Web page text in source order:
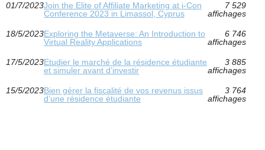
01/7/2023Join the Elite of Affiliate Marketing at i-Con
Conference 2023 in Limassol, Cyprus
7 529
affichages
18/5/2023Exploring the Metaverse: An Introduction to
Virtual Reality Applications
6 746
affichages
17/5/2023Etudier le marché de la résidence étudiante
et simuler avant d’investir
3 885
affichages
15/5/2023Bien gérer la fiscalité de vos revenus issus
d’une résidence étudiante
3 764
affichages